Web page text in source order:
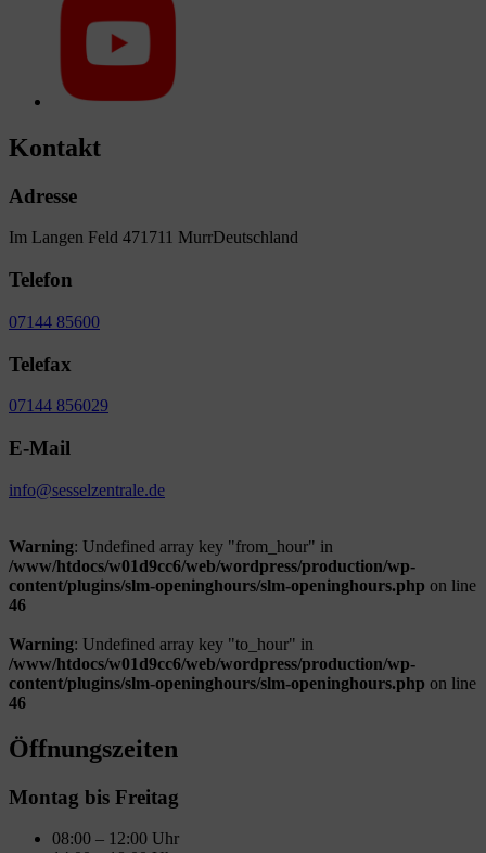
Kontakt
Adresse
Im Langen Feld 471711 MurrDeutschland
Telefon
07144 85600
Telefax
07144 856029
E-Mail
info@sesselzentrale.de
Warning: Undefined array key "from_hour" in
/www/htdocs/w01d9cc6/web/wordpress/production/wp-
content/plugins/slm-openinghours/slm-openinghours.php on line
46
Warning: Undefined array key "to_hour" in
/www/htdocs/w01d9cc6/web/wordpress/production/wp-
content/plugins/slm-openinghours/slm-openinghours.php on line
46
Öffnungszeiten
Montag bis Freitag
08:00 – 12:00 Uhr